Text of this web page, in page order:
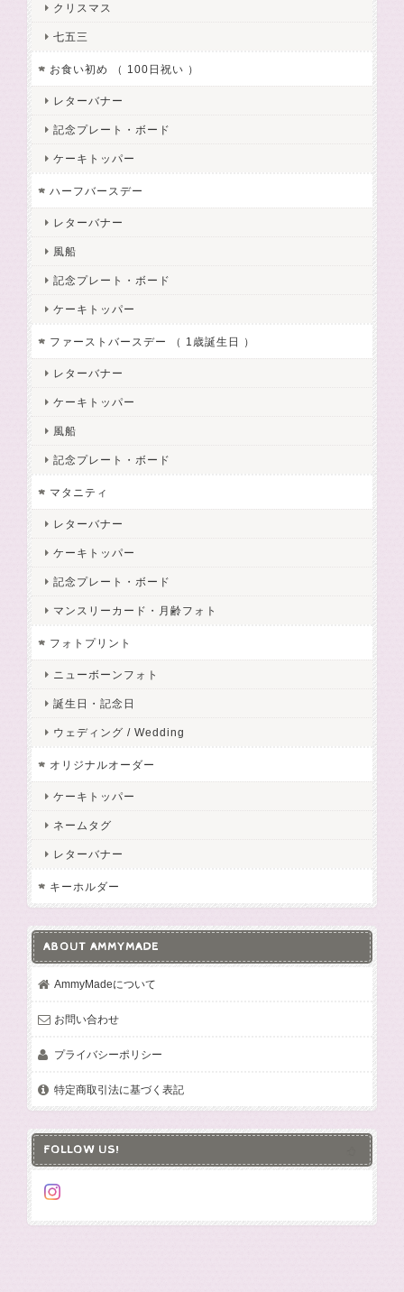
クリスマス
七五三
お食い初め （ 100日祝い ）
レターバナー
記念プレート・ボード
ケーキトッパー
ハーフバースデー
レターバナー
風船
記念プレート・ボード
ケーキトッパー
ファーストバースデー （ 1歳誕生日 ）
レターバナー
ケーキトッパー
風船
記念プレート・ボード
マタニティ
レターバナー
ケーキトッパー
記念プレート・ボード
マンスリーカード・月齢フォト
フォトプリント
ニューボーンフォト
誕生日・記念日
ウェディング / Wedding
オリジナルオーダー
ケーキトッパー
ネームタグ
レターバナー
キーホルダー
ABOUT AMMYMADE
AmmyMadeについて
お問い合わせ
プライバシーポリシー
特定商取引法に基づく表記
FOLLOW US!